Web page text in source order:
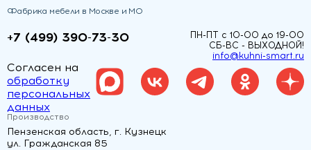
Фабрика мебели в Москве и МО
+7 (499) 390-73-30
ПН-ПТ с 10-00 до 19-00
СБ-ВС - ВЫХОДНОЙ!
info@kuhni-smart.ru
Согласен на
обработку
персональных
данных
Производство
Пензенская область, г. Кузнецк
ул. Гражданская 85